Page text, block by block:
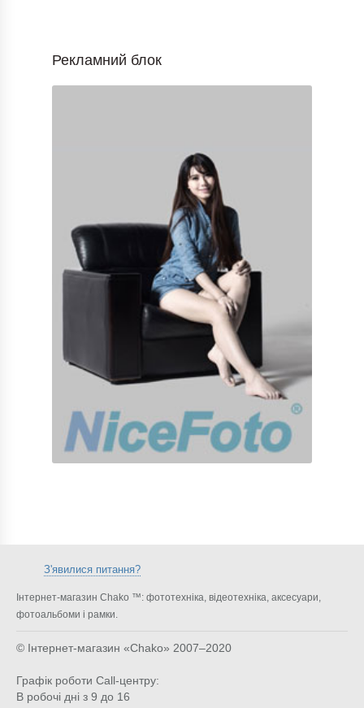
Рекламний блок
З'явилися питання?
Інтернет-магазин Chako ™: фототехніка, відеотехніка, аксесуари,
фотоальбоми і рамки.
© Інтернет-магазин «Chako» 2007–2020
Графік роботи Call-центру:
В робочі дні з 9 до 16